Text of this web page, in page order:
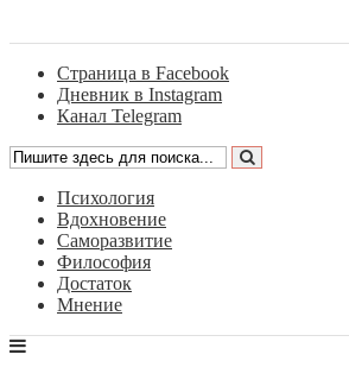
Страница в Facebook
Дневник в Instagram
Канал Telegram
Психология
Вдохновение
Саморазвитие
Философия
Достаток
Мнение